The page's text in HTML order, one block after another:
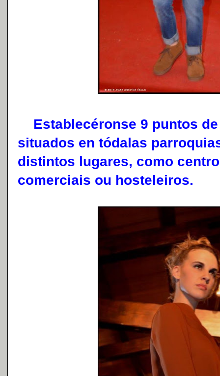
Establecéronse 9 puntos
situados en tódalas
distintos lugares, como
comerciais ou hosteleiros.